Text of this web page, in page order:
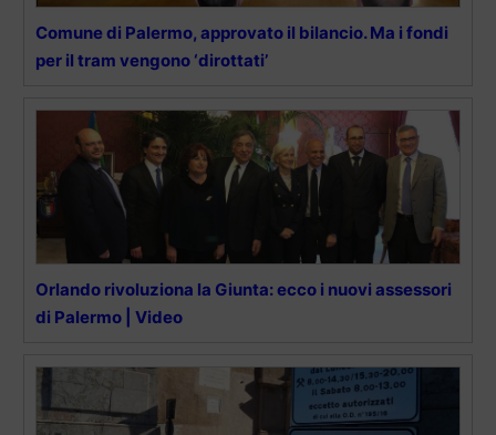
Comune di Palermo, approvato il bilancio. Ma i fondi
per il tram vengono ‘dirottati’
Orlando rivoluziona la Giunta: ecco i nuovi assessori
di Palermo | Video